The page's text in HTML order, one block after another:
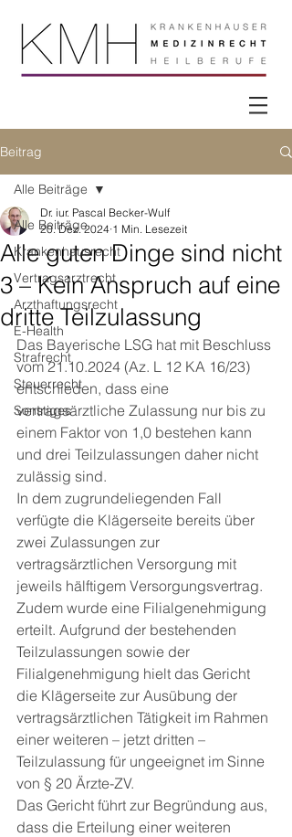
Beitrag
Alle Beiträge
Krankenhausrecht
Vertragsarztrecht
Arzthaftungsrecht
E-Health
Strafrecht
Steuerrecht
Sonstiges
Alle Beiträge
Alle guten Dinge sind nicht
3 – Kein Anspruch auf eine
dritte Teilzulassung
Dr. iur. Pascal Becker-Wulf
20. Dez. 2024 1 Min. Lesezeit
Das Bayerische LSG hat mit Beschluss
vom 21.10.2024 (Az. L 12 KA 16/23)
entschieden, dass eine
vertragsärztliche Zulassung nur bis zu
einem Faktor von 1,0 bestehen kann
und drei Teilzulassungen daher nicht
zulässig sind.
In dem zugrundeliegenden Fall
verfügte die Klägerseite bereits über
zwei Zulassungen zur
vertragsärztlichen Versorgung mit
jeweils hälftigem Versorgungsvertrag.
Zudem wurde eine Filialgenehmigung
erteilt. Aufgrund der bestehenden
Teilzulassungen sowie der
Filialgenehmigung hielt das Gericht
die Klägerseite zur Ausübung der
vertragsärztlichen Tätigkeit im Rahmen
einer weiteren – jetzt dritten –
Teilzulassung für ungeeignet im Sinne
von § 20 Ärzte-ZV.
Das Gericht führt zur Begründung aus,
dass die Erteilung einer weiteren